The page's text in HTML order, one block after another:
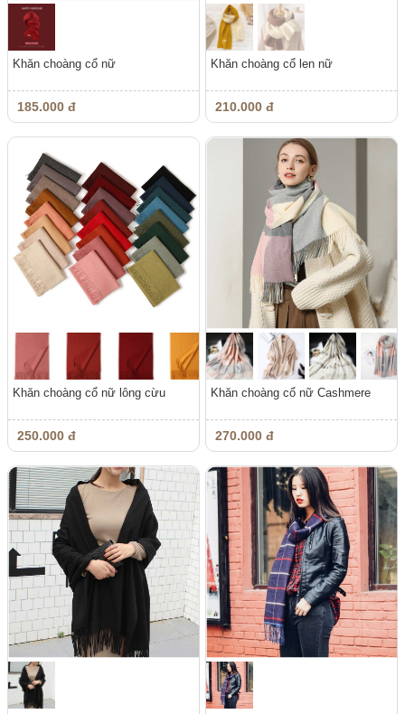
Khăn choàng cổ nữ
185.000 đ
Khăn choàng cổ len nữ
210.000 đ
Khăn choàng cổ nữ lông cừu
250.000 đ
Khăn choàng cổ nữ Cashmere
270.000 đ